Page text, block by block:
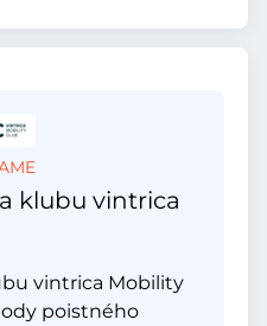
klubu vintrica
vintrica Mobility
poistného